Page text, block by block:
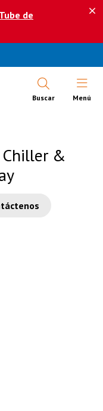
de
Buscar Abrir
Menú
&